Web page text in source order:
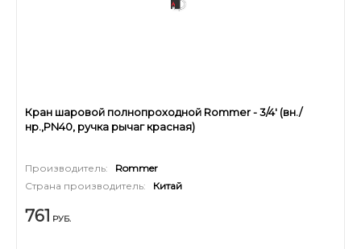
Кран шаровой полнопроходной Rommer - 3/4' (вн./
нр.,PN40, ручка рычаг красная)
Производитель:
Rommer
Страна производитель:
Китай
761 РУБ.